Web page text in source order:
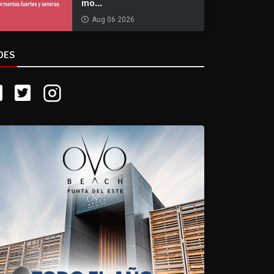
mo...
Aug 06 2026